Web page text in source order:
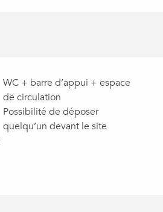
WC + barre d’appui + espace
de circulation
Possibilité de déposer
quelqu’un devant le site